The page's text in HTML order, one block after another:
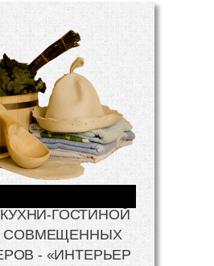
ГОСТИНОЙ
СОВМЕЩЕННЫХ
- «ИНТЕРЬЕР